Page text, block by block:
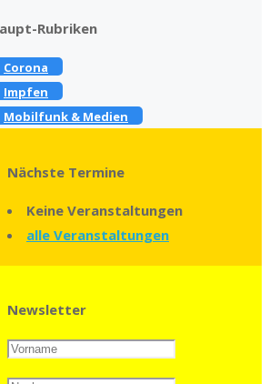
Rubriken
Corona
Impfen
Mobilfunk & Medien
Nächste Termine
Keine Veranstaltungen
alle Veranstaltungen
Newsletter